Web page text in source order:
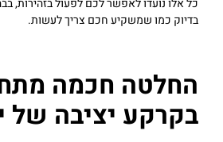
כל אלו נועדו לאפשר לכם לפעול בזהירות,
בדיוק כמו שמשקיע חכם צריך לעשות.
החלטה חכמה
בקרקע יציבה של